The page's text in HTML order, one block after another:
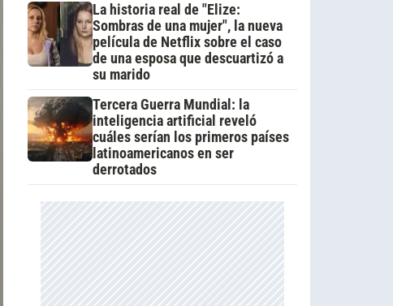
La historia real de "Elize:
Sombras de una mujer", la nueva
película de Netflix sobre el caso
de una esposa que descuartizó a
su marido
Tercera Guerra Mundial: la
inteligencia artificial reveló
cuáles serían los primeros países
latinoamericanos en ser
derrotados